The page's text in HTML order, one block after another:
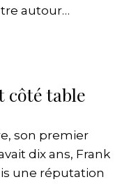
autour…
côté table
son premier
dix ans, Frank
une réputation